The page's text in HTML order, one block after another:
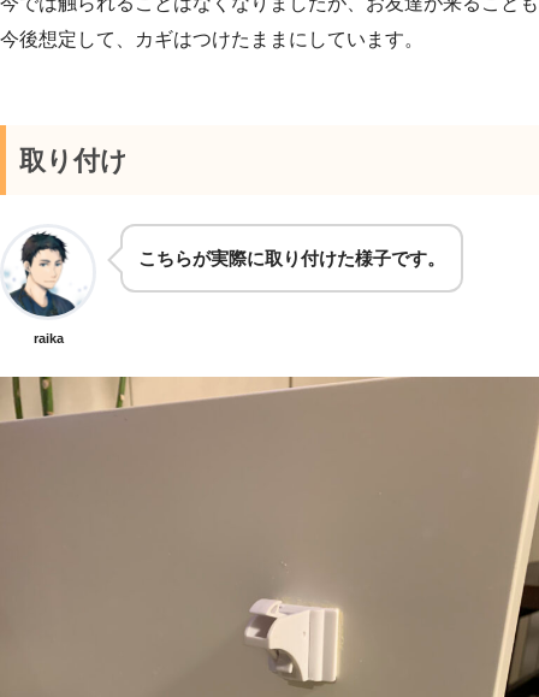
今後想定して、カギはつけたままにしています。
取り付け
raika
こちらが実際に取り付けた様子です。